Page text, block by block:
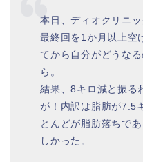
本日、ディオクリニ
最終回を1か月以上空
てから自分がどうな
ら。
結果、8キロ減と振る
が！内訳は脂肪が7.5
とんどが脂肪落ちで
しかった。